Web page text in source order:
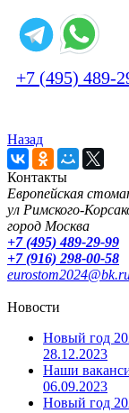
+7 (495) 489-
Назад
Контакты
Европейская
ул Римского-
город Москва
+7 (495) 489-29-99
+7 (916) 298-00-58
Новости
Новый год
28.12.2023
Наши
06.09.2023
Новый год